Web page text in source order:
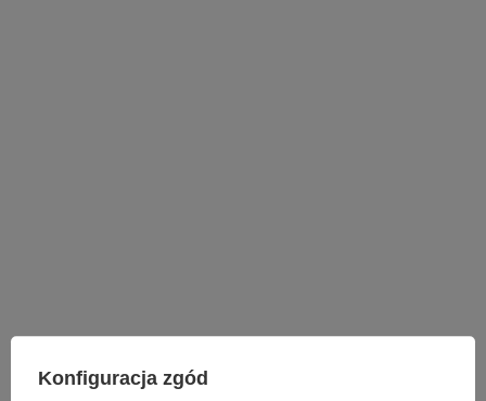
LAMPY WEWNĘTRZNE
Konfiguracja zgód